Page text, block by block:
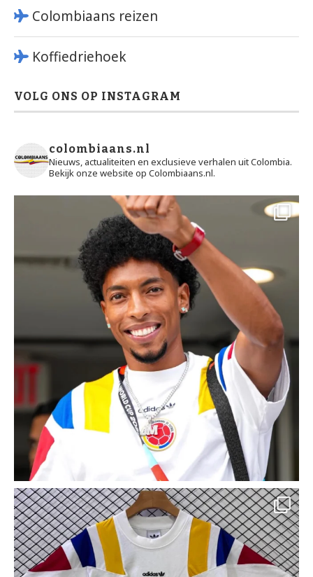
Colombiaans reizen
Koffiedriehoek
VOLG ONS OP INSTAGRAM
colombiaans.nl
Nieuws, actualiteiten en exclusieve verhalen uit Colombia.
Bekijk onze website op Colombiaans.nl.